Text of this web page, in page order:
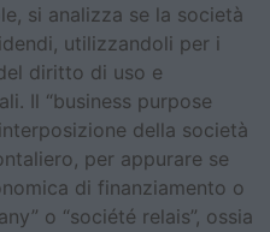
si analizza se la società
utilizzandoli per i
diritto di uso e
Il “business purpose
della società
per appurare se
di finanziamento o
o “société relais”, ossia